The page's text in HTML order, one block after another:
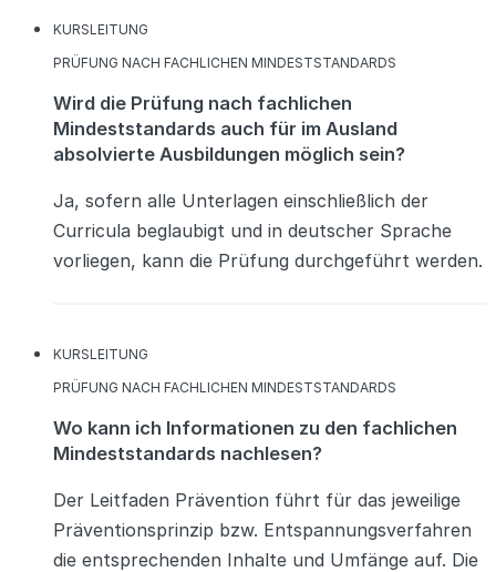
KATEGORIEN
KURSLEITUNG
KATEGORIEN
PRÜFUNG NACH FACHLICHEN MINDESTSTANDARDS
Wird die Prüfung nach fachlichen
Mindeststandards auch für im Ausland
absolvierte Ausbildungen möglich sein?
Ja, sofern alle Unterlagen einschließlich der
Curricula beglaubigt und in deutscher Sprache
vorliegen, kann die Prüfung durchgeführt werden.
KATEGORIEN
KURSLEITUNG
KATEGORIEN
PRÜFUNG NACH FACHLICHEN MINDESTSTANDARDS
Wo kann ich Informationen zu den fachlichen
Mindeststandards nachlesen?
Der Leitfaden Prävention führt für das jeweilige
Präventionsprinzip bzw. Entspannungsverfahren
die entsprechenden Inhalte und Umfänge auf. Die